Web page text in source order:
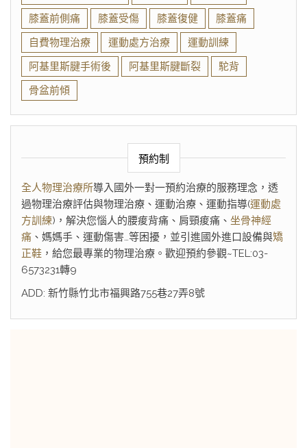
膝蓋前側痛
膝蓋受傷 膝蓋復健
膝蓋痛
自費物理治療
運動處方治療
運動訓練
阿基里斯腱手術後
阿基里斯腱斷裂
駝背
骨盆前傾
預約制
全人物理治療所導入國外一對一預約治療的服務理念，透
過物理治療評估與物理治療、運動治療、運動指導(運動處
方訓練)，解決您惱人的腰痠背痛、肩頸痠痛、 坐骨神經
痛 、媽媽手、運動傷害…等困擾，並引進國外進口設備與矯
正鞋 ，給您最專業的物理治療。歡迎預約參觀~TEL:03-
6573231轉9
ADD: 新竹縣竹北市福興路755巷27弄8號